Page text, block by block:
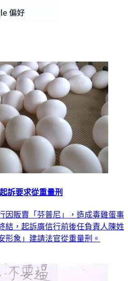
訴要求從重量刑
因販賣「芬普尼」，造成毒雞蛋事
結，起訴廣信行前後任負責人陳姓
形象」建請法官從重量刑。